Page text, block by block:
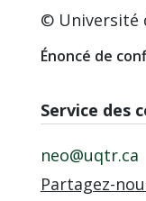
© Université
Énoncé de
Service des
neo@uqtr.ca
Partagez-